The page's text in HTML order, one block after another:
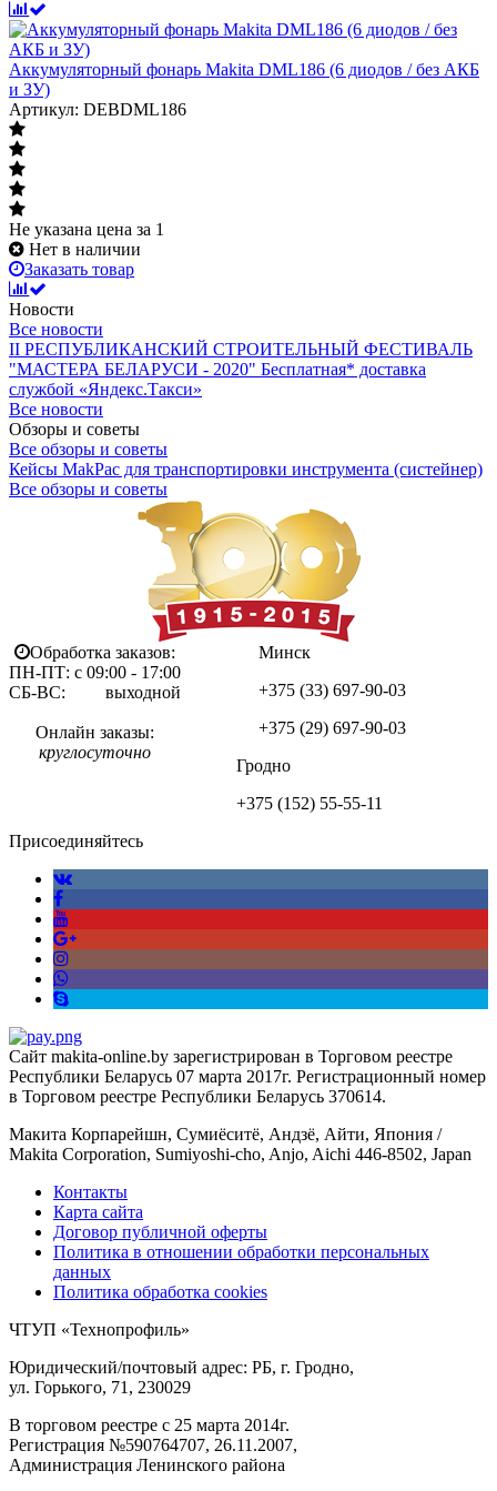
Аккумуляторный фонарь Makita DML186 (6 диодов / без АКБ
и ЗУ)
Артикул: DEBDML186
Не указана цена за 1
Нет в наличии
Заказать товар
Новости
Все новости
II РЕСПУБЛИКАНСКИЙ СТРОИТЕЛЬНЫЙ ФЕСТИВАЛЬ
"МАСТЕРА БЕЛАРУСИ - 2020" Бесплатная* доставка
службой «Яндекс.Такси»
Все новости
Обзоры и советы
Все обзоры и советы
Кейсы MakPac для транспортировки инструмента (систейнер)
Все обзоры и советы
Обработка заказов:
ПН-ПТ: с 09:00 - 17:00
СБ-ВС: выходной
Онлайн заказы:
круглосуточно
Минск
+375 (33) 697-90-03
+375 (29) 697-90-03
Гродно
+375 (152) 55-55-11
Присоединяйтесь
Сайт makita-online.by зарегистрирован в Торговом реестре
Республики Беларусь 07 марта 2017г. Регистрационный номер
в Торговом реестре Республики Беларусь 370614.
Макита Корпарейшн, Сумиёситё, Андзё, Айти, Япония /
Makita Corporation, Sumiyoshi-cho, Anjo, Aichi 446-8502, Japan
Контакты
Карта сайта
Договор публичной оферты
Политика в отношении обработки персональных
данных
Политика обработка cookies
ЧТУП «Технопрофиль»
Юридический/почтовый адрес: РБ, г. Гродно,
ул. Горького, 71, 230029
В торговом реестре с 25 марта 2014г.
Регистрация №590764707, 26.11.2007,
Администрация Ленинского района